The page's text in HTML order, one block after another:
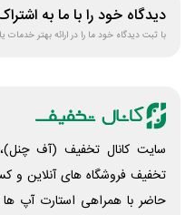
دیدگاه خود را با ما به
با ثبت دیدگاه خود ما را در ارائه بهتر خدمات
سایت کانال تخفیف (آف
تخفیف فروشگاه های آنلاین و
حاضر با همراهی استارت آپ